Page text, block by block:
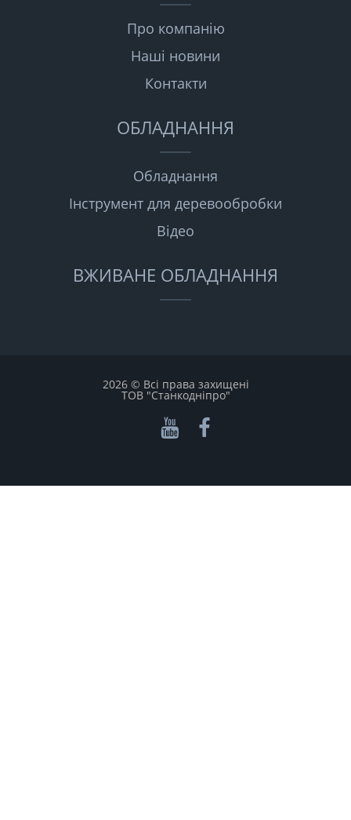
Про компанію
Наші новини
Контакти
ОБЛАДНАННЯ
Обладнання
Інструмент для деревообробки
Відео
ВЖИВАНЕ ОБЛАДНАННЯ
2026 © Всі права захищені
ТОВ "Станкодніпро"